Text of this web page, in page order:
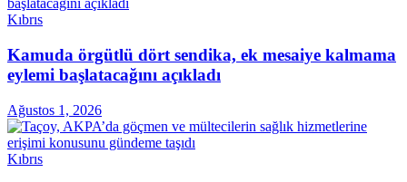
Kıbrıs
Kamuda örgütlü dört sendika, ek mesaiye kalmama
eylemi başlatacağını açıkladı
Ağustos 1, 2026
Kıbrıs